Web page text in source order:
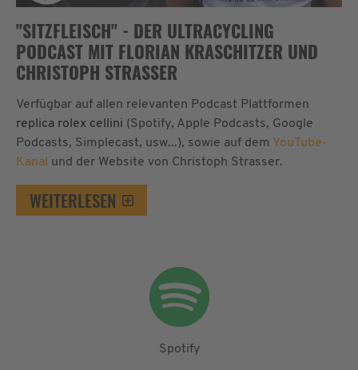
"SITZFLEISCH" - DER ULTRACYCLING
PODCAST MIT FLORIAN KRASCHITZER UND
CHRISTOPH STRASSER
Verfügbar auf allen relevanten Podcast Plattformen
replica rolex cellini (Spotify, Apple Podcasts, Google
Podcasts, Simplecast, usw...), sowie auf dem YouTube-
Kanal und der Website von Christoph Strasser.
WEITERLESEN
Spotify